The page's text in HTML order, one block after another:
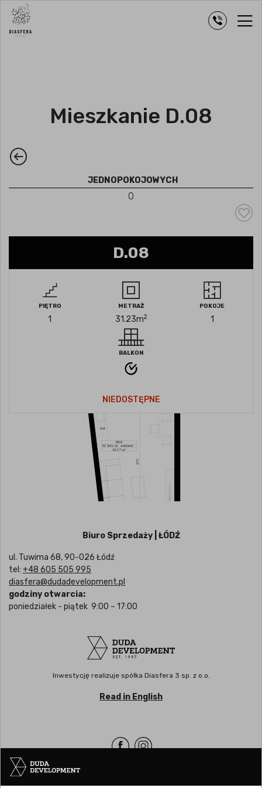
Mieszkanie D.08
JEDNOPOKOJOWYCH
0
D.08
PIĘTRO
1
METRAŻ
31.23m2
POKOJE
1
BALKON
NIEDOSTĘPNE
Biuro Sprzedaży | ŁÓDŹ
ul. Tuwima 68, 90-026 Łódź
tel: +48 605 505 995
diasfera@dudadevelopment.pl
godziny otwarcia:
poniedziałek - piątek 9:00 – 17:00
Inwestycję realizuje spółka Diasfera 3 sp. z o.o.
Read in English
Siedziba | POZNAŃ